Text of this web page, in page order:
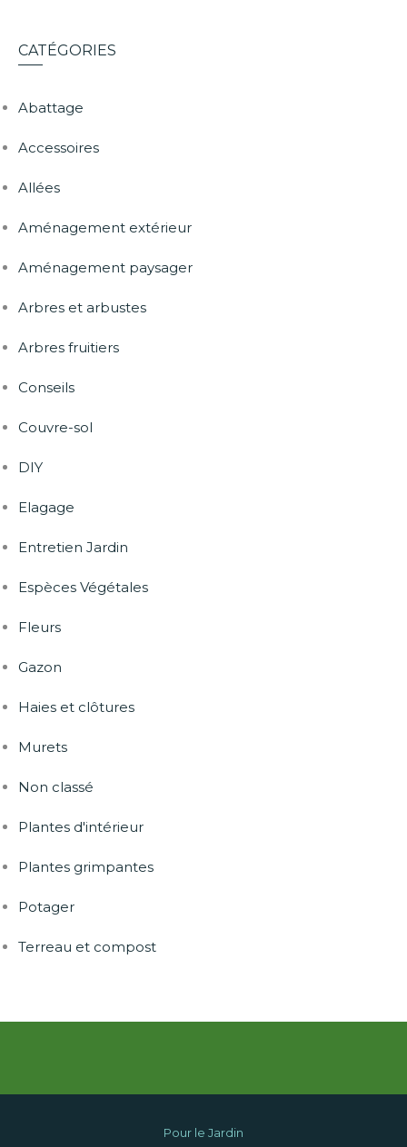
CATÉGORIES
Abattage
Accessoires
Allées
Aménagement extérieur
Aménagement paysager
Arbres et arbustes
Arbres fruitiers
Conseils
Couvre-sol
DIY
Elagage
Entretien Jardin
Espèces Végétales
Fleurs
Gazon
Haies et clôtures
Murets
Non classé
Plantes d'intérieur
Plantes grimpantes
Potager
Terreau et compost
Pour le Jardin